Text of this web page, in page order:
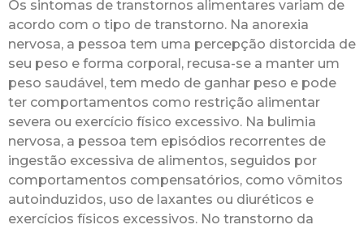
Os sintomas de transtornos alimentares variam de
acordo com o tipo de transtorno. Na anorexia
nervosa, a pessoa tem uma percepção distorcida de
seu peso e forma corporal, recusa-se a manter um
peso saudável, tem medo de ganhar peso e pode
ter comportamentos como restrição alimentar
severa ou exercício físico excessivo. Na bulimia
nervosa, a pessoa tem episódios recorrentes de
ingestão excessiva de alimentos, seguidos por
comportamentos compensatórios, como vômitos
autoinduzidos, uso de laxantes ou diuréticos e
exercícios físicos excessivos. No transtorno da